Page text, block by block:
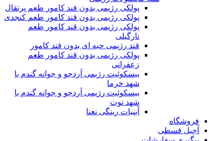
پولکی رژیمی بدون قند کامور طعم پرتقال
پولکی رژیمی بدون قند کامور طعم کنجدی
پولکی رژیمی بدون قند کامور طعم
نارگیلی
قند رژیمی حبه ای بدون قند کامور
پولکی رژیمی بدون قند کامور طعم
زعفرانی
بيسکوئيت رژیمی آردجو و جوانه گندم با
شهد خرما
بيسکوئيت رژیمی آردجو و جوانه گندم با
شهد توت
آبنبات رینگی نعنا
فروشگاه
آجیل قسطی